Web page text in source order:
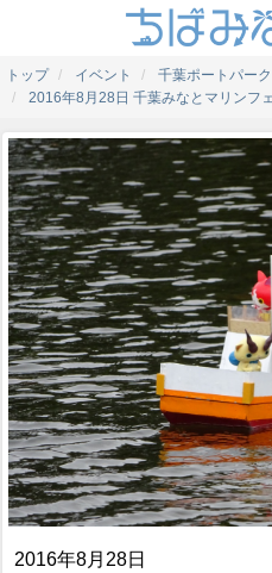
トップ イベント
千葉ポートパー
2016年8月28日 千葉みなとマリンフ
2016年8月28日